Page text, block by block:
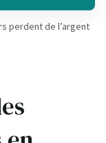
perdent de l’argent